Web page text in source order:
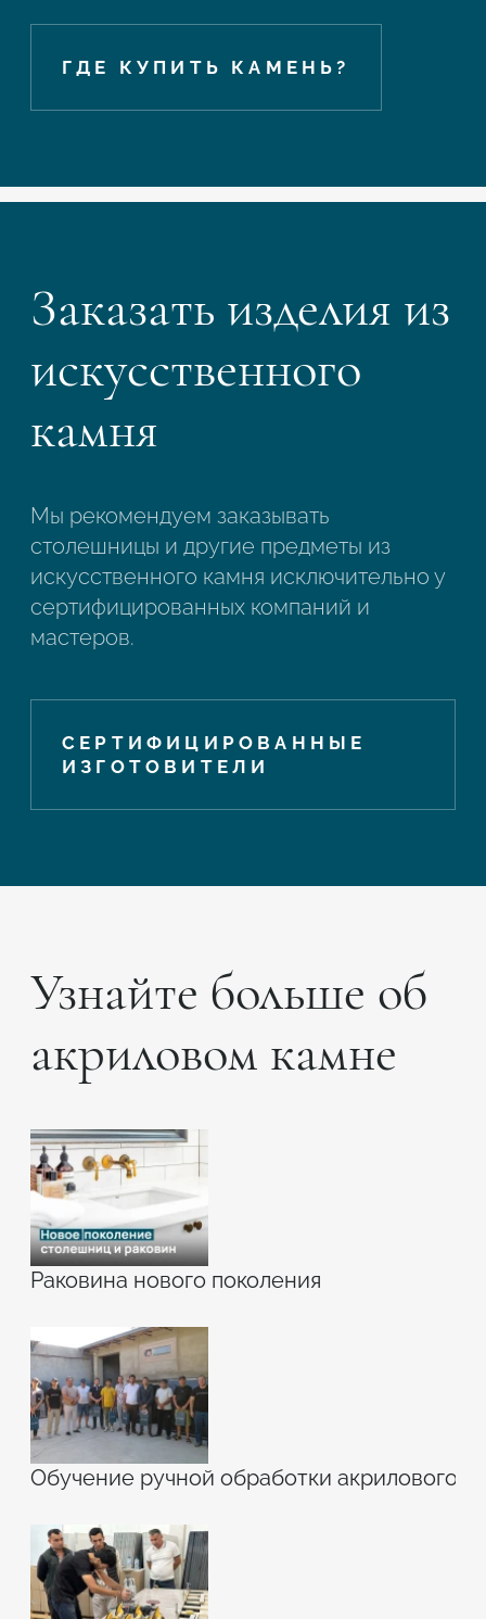
ГДЕ КУПИТЬ КАМЕНЬ?
Заказать изделия из
искусственного
камня
Мы рекомендуем заказывать
столешницы и другие предметы из
искусственного камня исключительно у
сертифицированных компаний и
мастеров.
СЕРТИФИЦИРОВАННЫЕ
ИЗГОТОВИТЕЛИ
Узнайте больше об
акриловом камне
Раковина нового поколения
Обучение ручной обработки акрилового